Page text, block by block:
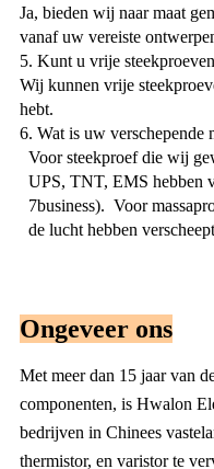
Ja, bieden wij naar maat
vanaf uw vereiste
5. Kunt u vrije
Wij kunnen vrije
hebt.
6. Wat is uw verschepende
Voor steekproef die wij
UPS, TNT, EMS hebben
7business). Voor
de lucht hebben
Ongeveer ons
Met meer dan 15 jaar van
componenten, is Hwalon
bedrijven in Chinees
thermistor, en varistor te